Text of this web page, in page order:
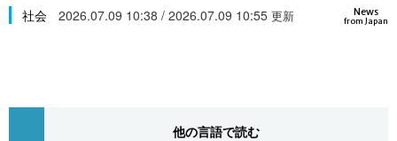
カテゴリー
経済・ビジネス
トップ
In-depth
News
from Japan
社会 2026.07.09 10:38 / 2026.07.09 10:55 更新
他の言語で読む